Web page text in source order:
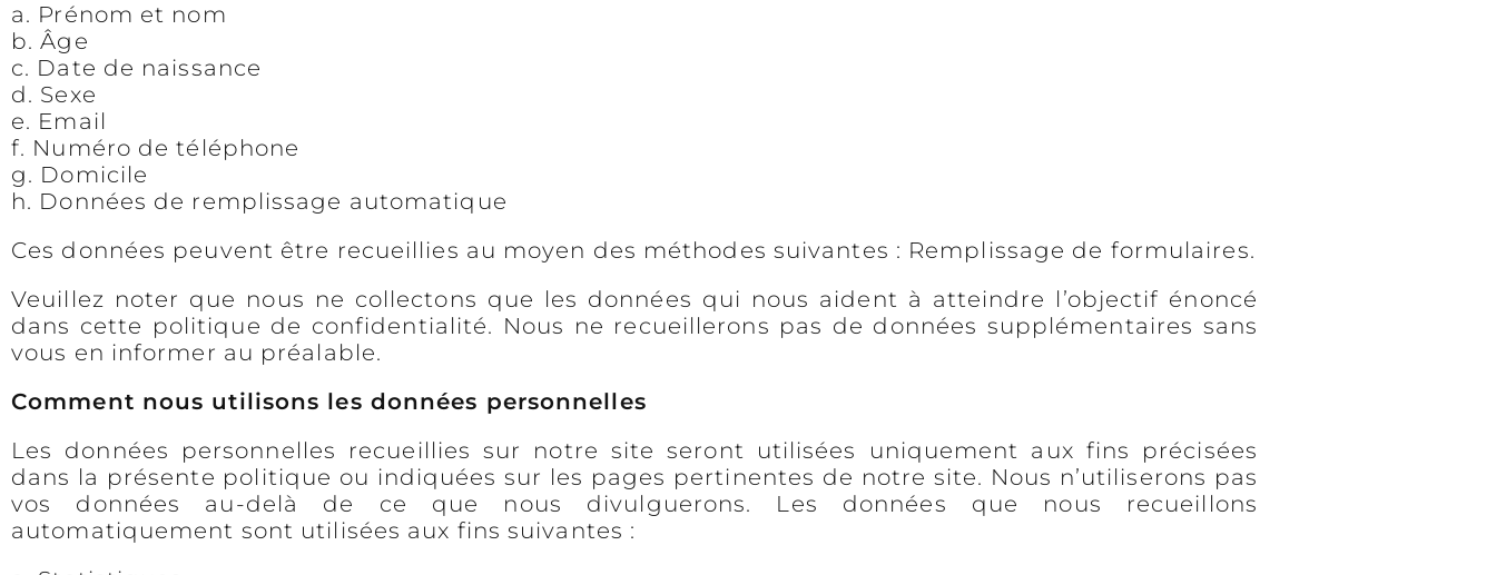
a. Prénom et nom
b. Âge
c. Date de naissance
d. Sexe
e. Email
f. Numéro de téléphone
g. Domicile
h. Données de remplissage automatique
Ces données peuvent être recueillies au moyen des méthodes suivantes : Remplissage de formulaires.
Veuillez noter que nous ne collectons que les données qui nous aident à atteindre l’objectif énoncé
dans cette politique de confidentialité. Nous ne recueillerons pas de données supplémentaires sans
vous en informer au préalable.
Comment nous utilisons les données personnelles
Les données personnelles recueillies sur notre site seront utilisées uniquement aux fins précisées
dans la présente politique ou indiquées sur les pages pertinentes de notre site. Nous n’utiliserons pas
vos données au-delà de ce que nous divulguerons. Les données que nous recueillons
automatiquement sont utilisées aux fins suivantes :